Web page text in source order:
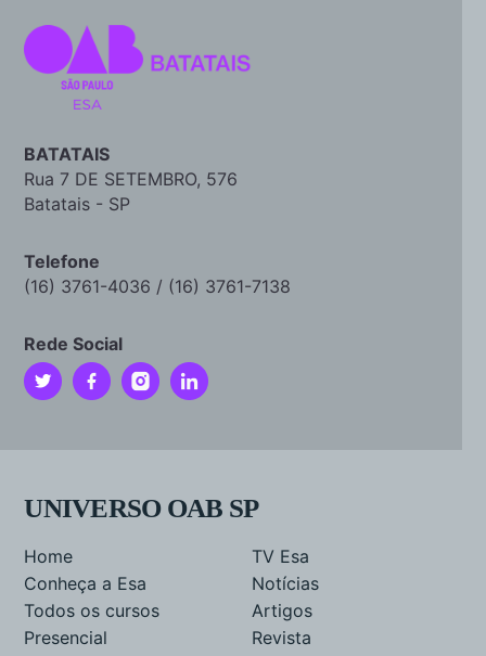
BATATAIS
Rua 7 DE SETEMBRO, 576
Batatais - SP
Telefone
(16) 3761-4036 / (16) 3761-7138
Rede Social
UNIVERSO OAB SP
Home
Conheça a Esa
Todos os cursos
Presencial
TV Esa
Notícias
Artigos
Revista